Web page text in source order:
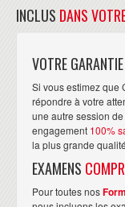
INCLUS DANS
VOTRE GARANTIE
Si vous estimez que
répondre à votre
une autre session
engagement 100%
la plus grande
EXAMENS
Pour toutes nos